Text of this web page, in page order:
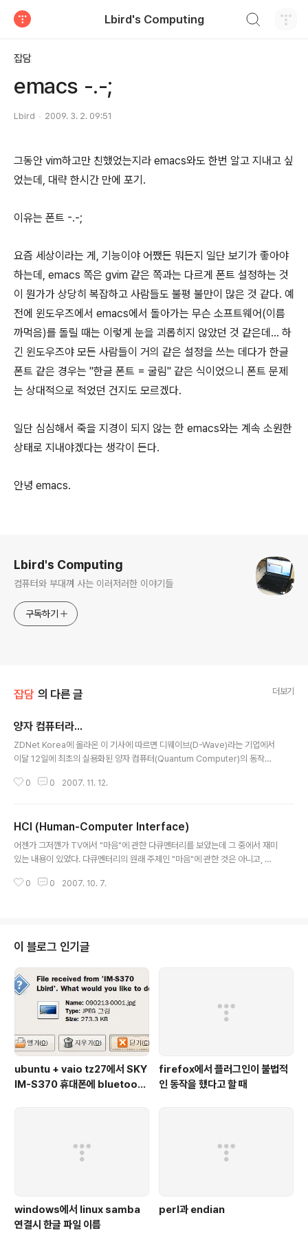
Lbird's Computing
잡담
emacs -.-;
Lbird 2009. 3. 2. 09:51
그동안 vim하고만 친했었는지라 emacs와도 한번 알고 지내고 싶
었는데, 대략 한시간 만에 포기.
이유는 폰트 -.-;
요즘 세상이라는 게, 기능이야 어쨌든 뭐든지 일단 보기가 좋아야
하는데, emacs 쪽은 gvim 같은 쪽과는 다르게 폰트 설정하는 것
이 뭔가가 상당히 복잡하고 사람들도 불평 불만이 많은 것 같다. 예
전에 윈도우즈에서 emacs에서 돌아가는 무슨 소프트웨어(이름
까먹음)를 돌릴 때는 이렇게 눈을 괴롭히지 않았던 것 같은데... 하
긴 윈도우즈야 모든 사람들이 거의 같은 설정을 쓰는 데다가 한글
폰트 같은 경우는 "한글 폰트 = 굴림" 같은 식이었으니 폰트 문제
는 상대적으로 적었던 건지도 모르겠다.
일단 심심해서 죽을 지경이 되지 않는 한 emacs와는 계속 소원한
상태로 지내야겠다는 생각이 든다.
안녕 emacs.
Lbird's Computing
컴퓨터와 부대껴 사는 이러저러한 이야기들
구독하기
잡담 의 다른 글 더보기
양자 컴퓨터라...
ZDNet Korea에 올라온 이 기사에 따르면 디웨이브(D-Wave)라는 기업에서
이달 12일에 최초의 실용화된 양자 컴퓨터(Quantum Computer)의 동작을
다고 나온다. 우와~~! 상용 양자 컴퓨터라니! 내 전공인 암호학은 이제 끝장이
짜리 양자 컴퓨터를 만들었다고 하는데 기사에 나오는 인터뷰 중에 보면 이게 1
6-qubit이 아니라 그냥 16-bit 컴퓨터였을 거라고 의심하는 말도 나온다. 나야
직접 보질 못했으니 알 수가 없지만. 학회를 이리저리 다니..
0 0 2007. 11. 12.
HCI (Human-Computer Interface)
어젠가 그저껜가 TV에서 "마음"에 관한 다큐멘터리를 보았는데 그 중에서 재미
있는 내용이 있었다. 다큐멘터리의 원래 주제인 "마음"에 관한 것은 아니고, 뇌
다. 사람의 뇌에서 나오는 뇌파가 생각보다 단순하여 해독하기에 어렵지 않다는
그 TV 프로그램을 봤을 당시는 그냥 "재미 있군" 정도였는데 토요일 저녁에 다
시 그 생각이 났다. 노트북을 가지고 일을 하던 도중에 사람의 손을 직접 움직여
마우스를 움직이는..
0 0 2007. 10. 7.
이 블로그 인기글
ubuntu + vaio tz27에서 SKY
IM-S370 휴대폰에 bluetooth
firefox에서 플러그인이 불법적
인 동작을 했다고 할 때
windows에서 linux samba
연결시 한글 파일 이름
perl과 endian